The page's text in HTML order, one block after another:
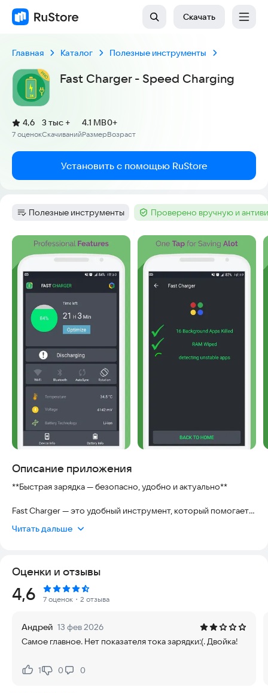
Скачать
Главная Каталог Полезные инструменты
Fast Charger - Speed Charging
Рейтинг:
4,6
(
7 оценок
)
Скачиваний
3 тыс +
Размер
4.1 MB
Возраст
0+
Установить с помощью RuStore
Категория:
Полезные инструменты Тег :Проверено вручную и
Скриншоты
Описание приложения
**Быстрая зарядка — безопасно, удобно и актуально**
Fast Charger — это удобный инструмент, который помогает
использования и совместим с большинством современных
режиме. Оно оптимизировано под разные версии Android и
не влияет на стабильность работы устройства.
**Как работает Fast Charger**
Когда вы подключаете телефон к зарядному устройству,
приложение автоматически активируется. Оно временно
память и отключает Bluetooth и Wi-Fi, чтобы снизить
энергопотребление. Это позволяет ускорить зарядку и
Читать дальше
Оценки и отзывы
Рейтинг:
4,6 7 оценок ・2 отзыва
Андрей 13 фев 2026
Самое главное. Нет показателя тока зарядки:(. Двойка!
Нравится:
1Не нравится:
0 0